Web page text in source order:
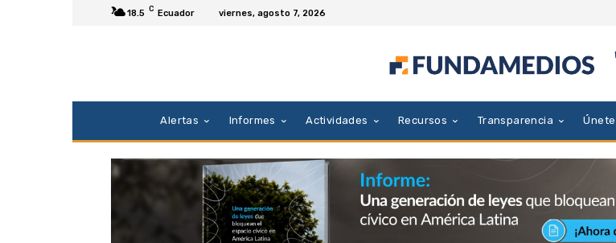
18.5 C Ecuador viernes, agosto 7, 2026
Alertas Informes Actividades Recursos Transparencia Únete